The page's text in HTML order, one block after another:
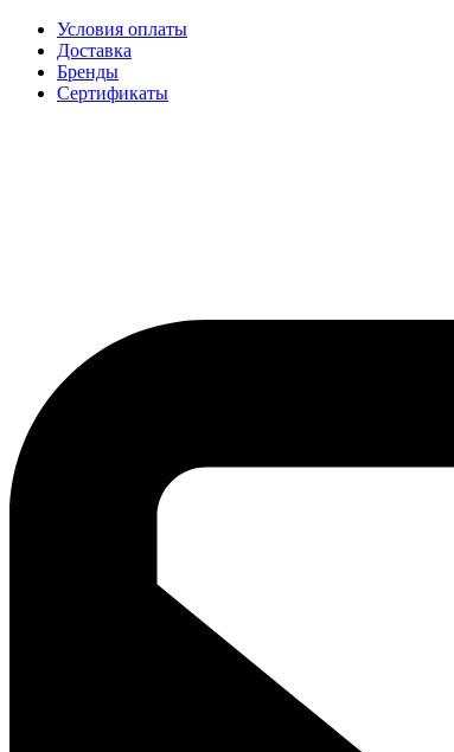
Условия оплаты
Доставка
Бренды
Сертификаты